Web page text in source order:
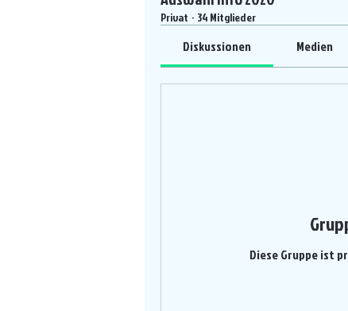
Privat · 34 Mitglieder
Diskussionen Medien
Diese Gruppe ist